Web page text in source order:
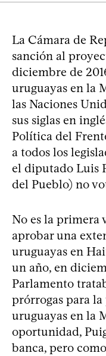
La Cámara de
sanción al
diciembre de
uruguayas en la
las Naciones
sus siglas en
Política del
a todos los
el diputado Luis
del Pueblo) no
No es la primera
aprobar una
uruguayas en
un año, en
Parlamento
prórrogas para
uruguayas en la
oportunidad,
banca, pero